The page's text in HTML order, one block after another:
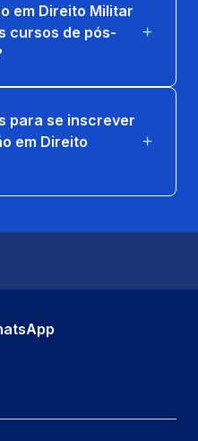
em Direito Militar
cursos de pós-
para se inscrever
em Direito